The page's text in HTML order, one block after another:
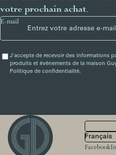
votre prochain achat.
E-mail
J'accepte de recevoir des informations
produits et événements de la maison
Politique de confidentialité.
Facebook